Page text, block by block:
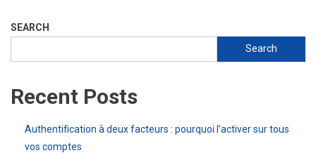
SEARCH
Search
Recent Posts
Authentification à deux facteurs : pourquoi l’activer sur tous
vos comptes